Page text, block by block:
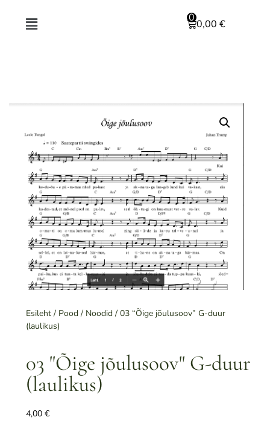
0,00€
Esileht / Pood / Noodid / 03 “Õige jõulusoov” G-duur
(laulikus)
03 "Õige jõulusoov" G-duur
(laulikus)
4,00 €